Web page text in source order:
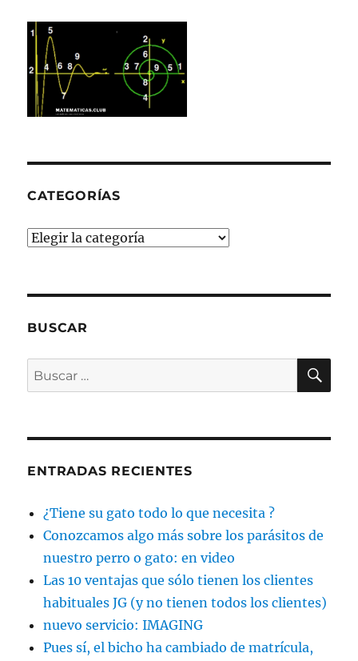
CATEGORÍAS
Categorías
BUSCAR
Buscar
por:
ENTRADAS RECIENTES
¿Tiene su gato todo lo que necesita ?
Conozcamos algo más sobre los parásitos de
nuestro perro o gato: en video
Las 10 ventajas que sólo tienen los clientes
habituales JG (y no tienen todos los clientes)
nuevo servicio: IMAGING
Pues sí, el bicho ha cambiado de matrícula,